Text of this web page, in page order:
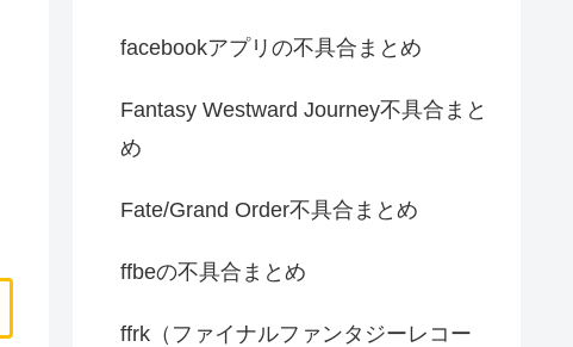
facebookアプリの不具合まとめ
Fantasy Westward Journey不具合まと
め
Fate/Grand Order不具合まとめ
ffbeの不具合まとめ
ffrk（ファイナルファンタジーレコー